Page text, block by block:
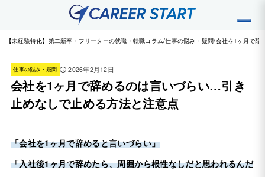
【未経験特化】第二新卒・フリーターの就職・転職コラム 仕事の悩み・疑問 会社を1ヶ月で辞
仕事の悩み・疑問 2026年2月12日
会社を1ヶ月で辞めるのは言いづらい…引き
止めなしで止める方法と注意点
「会社を1ヶ月で辞めると言いづらい」
「入社後1ヶ月で辞めたら、周囲から根性なしだと思われるんだ